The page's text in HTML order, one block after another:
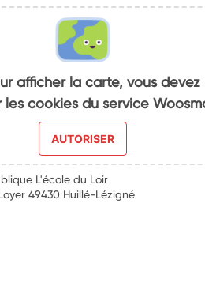
afficher la carte, vous devez
les cookies du service
AUTORISER
L'école du Loir
49430 Huillé-Lézigné